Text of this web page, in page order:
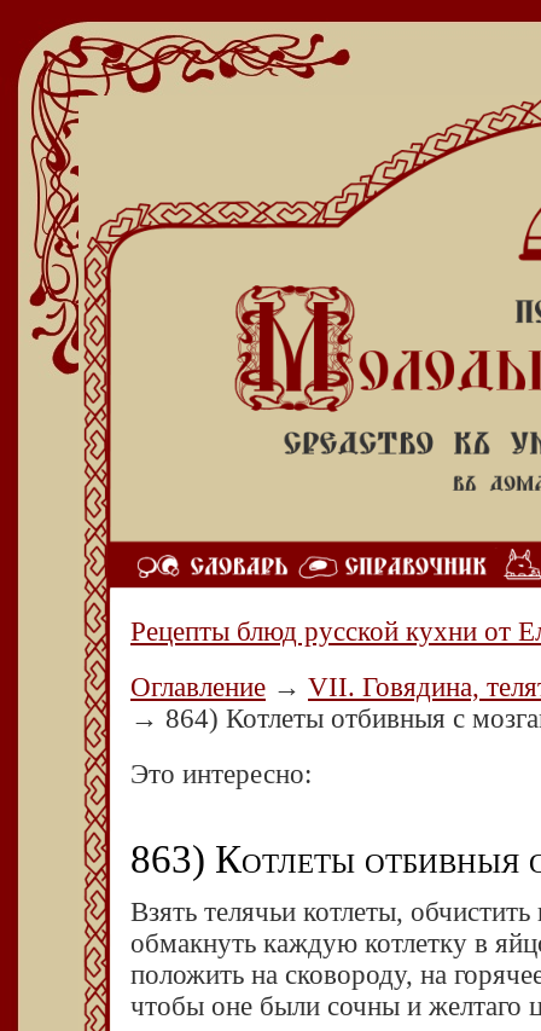
Рецепты блюд русской кухни от
Оглавление → VII. Говядина,
→ 864) Котлеты отбивныя с
Это интересно:
863) Котлеты отбивныя
Взять телячьи котлеты,
обмакнуть каждую котлетку в
положить на сковороду, на
чтобы оне были сочны и желтаго